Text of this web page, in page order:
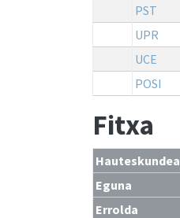
PST
UPR
UCE
POSI
Fitxa
Hauteskundea
Eguna
Errolda